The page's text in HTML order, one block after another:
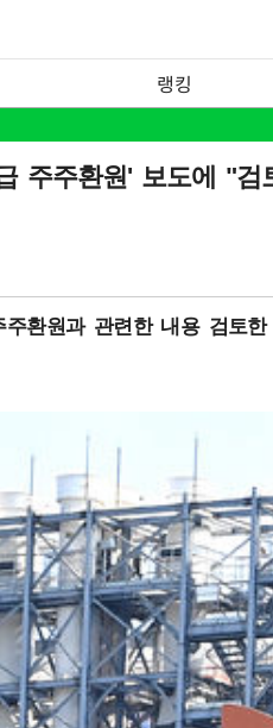
랭킹
주주환원' 보도에 "검
환원과 관련한 내용 검토